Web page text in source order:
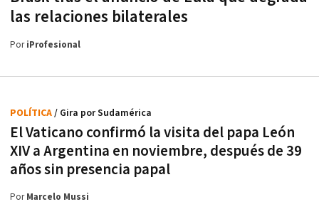
las relaciones bilaterales
PoriProfesional
El Vaticano confirmó la visita del papa León
XIV a Argentina en noviembre, después de 39
años sin presencia papal
POLÍTICA/ Gira por Sudamérica
PorMarcelo Mussi